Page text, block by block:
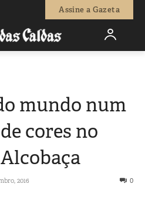
Assine a Gazeta
mundo num
cores no
2016 0